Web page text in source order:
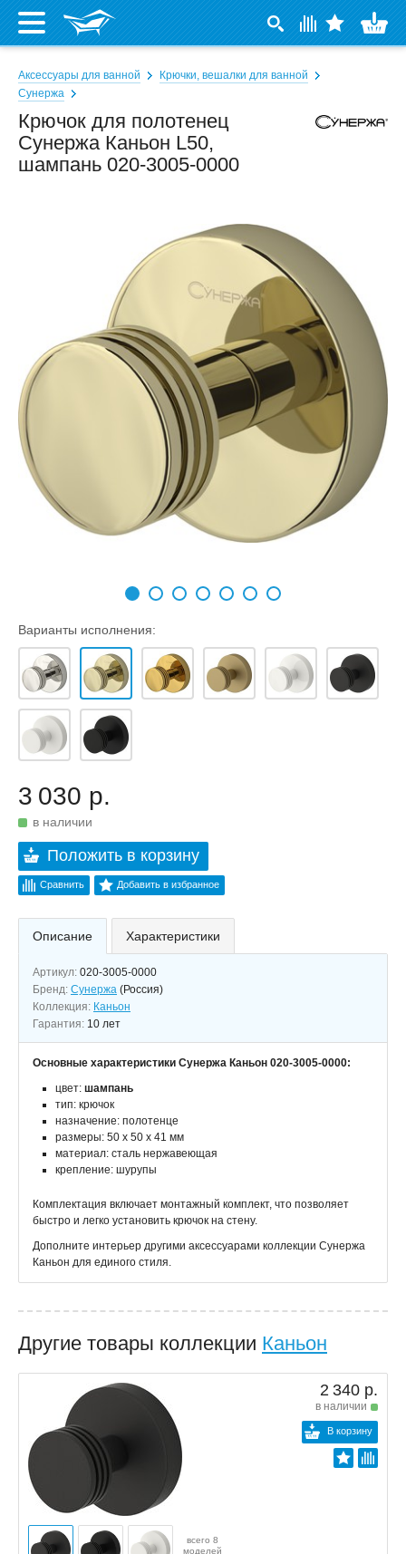
Аксессуары для ванной
Крючки, вешалки для ванной
Сунержа
Крючок для полотенец
Сунержа Каньон L50,
шампань 020-3005-0000
Варианты исполнения:
3 030 р.
в наличии
Положить в корзину
Сравнить Добавить в избранное
Описание Характеристики
Артикул: 020-3005-0000
Бренд: Сунержа (Россия)
Коллекция: Каньон
Гарантия: 10 лет
Основные характеристики Сунержа Каньон 020-3005-0000:
цвет: шампань
тип: крючок
назначение: полотенце
размеры: 50 х 50 х 41 мм
материал: сталь нержавеющая
крепление: шурупы
Комплектация включает монтажный комплект, что позволяет
быстро и легко установить крючок на стену.
Дополните интерьер другими аксессуарами коллекции Сунержа
Каньон для единого стиля.
Другие товары коллекции Каньон
2 340 р.
в наличии
В корзину
всего 8
моделей